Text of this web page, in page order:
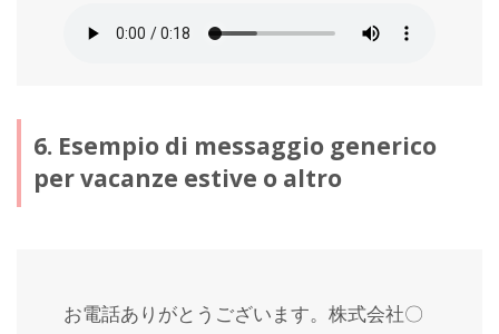
6. Esempio di messaggio generico
per vacanze estive o altro
お電話ありがとうございます。株式会社〇